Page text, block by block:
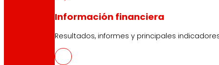
Información financiera
Resultados, informes y principales
EROSKI Corporativo
Quiénes somos
Compromisos